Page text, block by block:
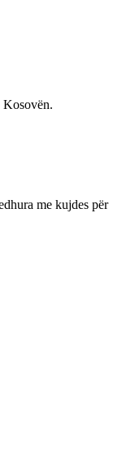
Kosovën.
me kujdes për